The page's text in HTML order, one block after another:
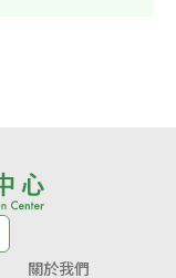
關於我們